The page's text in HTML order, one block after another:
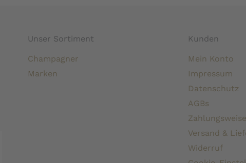
Unser Sortiment
Champagner
Marken
Kunden
Mein Konto
Impressum
Datenschutz
AGBs
Versand &
Widerruf